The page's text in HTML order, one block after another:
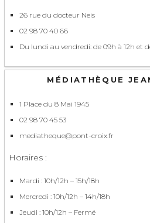
26 rue du docteur Neis
02 98 70 40 66
Du lundi au vendredi: de 09h à 12h et
MÉDIATHÈQUE
1 Place du 8 Mai 1945
02 98 70 45 53
mediatheque@pont-croix.fr
Horaires :
Mardi : 10h/12h – 15h/18h
Mercredi : 10h/12h – 14h/18h
Jeudi : 10h/12h – Fermé